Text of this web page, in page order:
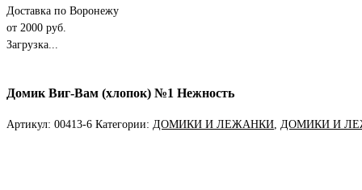
Доставка по Воронежу
от 2000 руб.
Загрузка...
Домик Виг-Вам (хлопок) №1 Нежность
Артикул: 00413-6 Категории: ДОМИКИ И ЛЕЖАНКИ, ДОМИКИ И